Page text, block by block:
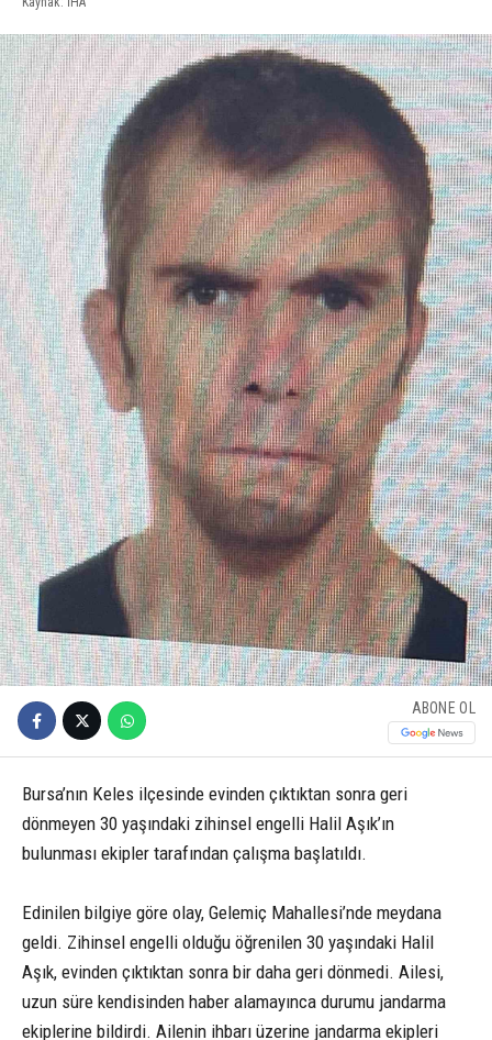
ABONE OL
Bursa’nın Keles ilçesinde evinden çıktıktan sonra geri
dönmeyen 30 yaşındaki zihinsel engelli Halil Aşık’ın
bulunması ekipler tarafından çalışma başlatıldı.
Edinilen bilgiye göre olay, Gelemiç Mahallesi’nde meydana
geldi. Zihinsel engelli olduğu öğrenilen 30 yaşındaki Halil
Aşık, evinden çıktıktan sonra bir daha geri dönmedi. Ailesi,
uzun süre kendisinden haber alamayınca durumu jandarma
ekiplerine bildirdi. Ailenin ihbarı üzerine jandarma ekipleri